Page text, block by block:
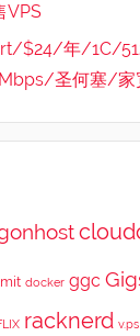
VPS
$24/年/1C/
圣何塞/
docker ggc
racknerd v.ps